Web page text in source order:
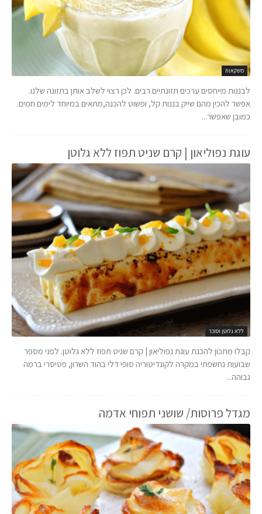
משקאות
לבננות מייחסים ערכים תזונתיים רבים. לכן רצוי לשלב אותן בתזונה שלנו.
אפשר להכין מהם שייק בננות קל, ופשוט להכנה,מתאים במיוחד לימים חמים.
כמובן שאפשר...
עוגת נפוליאון | קרם שניט תפוז ללא גלוטן
ללא גלוטן וסוכר
קבלו מתכון להכנת עוגת נפוליאון | קרם שניט תפוז ללא גלוטן. לפני מספר
שבועות נחשפתי במקרה לקונדיטוריה סופי דלי בהוד השרון, פטיסרי ברמה
גבוהה...
מגדל פרוסות/ שושני תפוחי אדמה